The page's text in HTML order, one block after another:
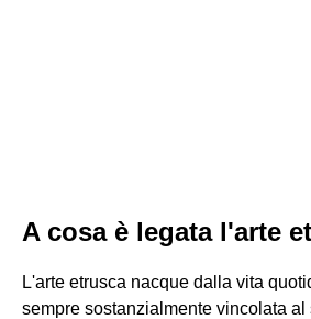
A cosa è legata l'arte
L'arte etrusca nacque dalla vita
sempre sostanzialmente vincolata